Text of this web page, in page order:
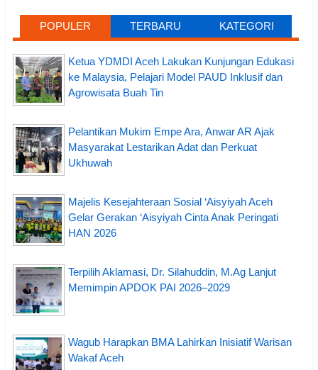
POPULER TERBARU KATEGORI
Ketua YDMDI Aceh Lakukan Kunjungan Edukasi
ke Malaysia, Pelajari Model PAUD Inklusif dan
Agrowisata Buah Tin
Pelantikan Mukim Empe Ara, Anwar AR Ajak
Masyarakat Lestarikan Adat dan Perkuat
Ukhuwah
Majelis Kesejahteraan Sosial ‘Aisyiyah Aceh
Gelar Gerakan ‘Aisyiyah Cinta Anak Peringati
HAN 2026
Terpilih Aklamasi, Dr. Silahuddin, M.Ag Lanjut
Memimpin APDOK PAI 2026–2029
Wagub Harapkan BMA Lahirkan Inisiatif Warisan
Wakaf Aceh